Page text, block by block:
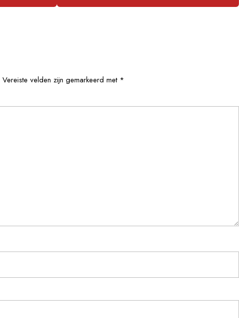
Vereiste velden zijn gemarkeerd met *